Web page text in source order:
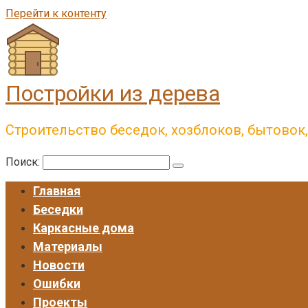
Перейти к контенту
Постройки из дерева
Строительство беседок, хозблоков,
Поиск:
Главная
Беседки
Каркасные дома
Материалы
Новости
Ошибки
Проекты